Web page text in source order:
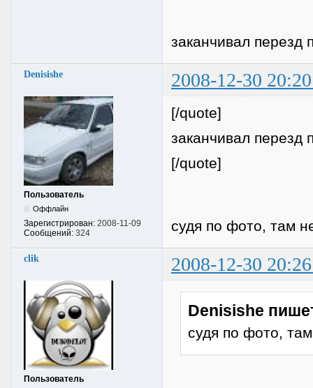
заканчивал перезд
Denisishe 2008-12-30
Пользователь
Оффлайн
Зарегистрирован: 2008-11-09
Сообщений: 324
[/quote]
заканчивал перезд
[/quote]
судя по фото, там
clik 2008-12-30
Пользователь
Denisishe
судя по фото,